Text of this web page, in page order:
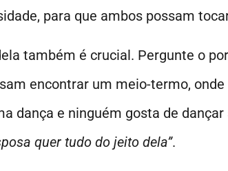
para que ambos possam
também é crucial. Pergunte o
encontrar um meio-termo,
dança e ninguém gosta de
quer tudo do jeito dela”.